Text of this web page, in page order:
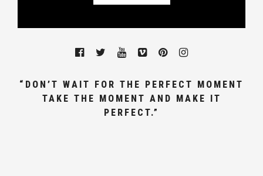
“DON’T WAIT FOR THE PERFECT MOMENT
TAKE THE MOMENT AND MAKE IT
PERFECT.”